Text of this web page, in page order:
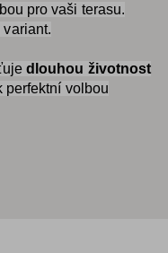
pro vaši terasu.
variant.
dlouhou životnost
perfektní volbou